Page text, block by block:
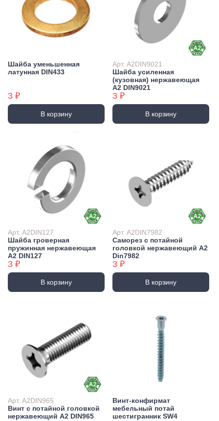
Шайба уменьшенная
латунная DIN433
3 ₽
В корзину
Арт. А2DIN9021
Шайба усиленная
(кузовная) нержавеющая
А2 DIN9021
3 ₽
В корзину
Арт. А2DIN127
Шайба гроверная
пружинная нержавеющая
А2 DIN127
3 ₽
В корзину
Арт. А2DIN7982
Саморез с потайной
головкой нержавеющий А2
Din7982
3 ₽
В корзину
Арт. А2DIN965
Винт с потайной головкой
нержавеющий А2 DIN965
Винт-конфирмат
мебельный потай
шестигранник SW4